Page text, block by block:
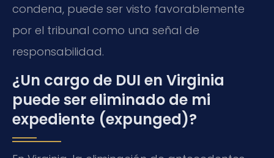
condena, puede ser visto favorablemente
por el tribunal como una señal de
responsabilidad.
¿Un cargo de DUI en Virginia
puede ser eliminado de mi
expediente (expunged)?